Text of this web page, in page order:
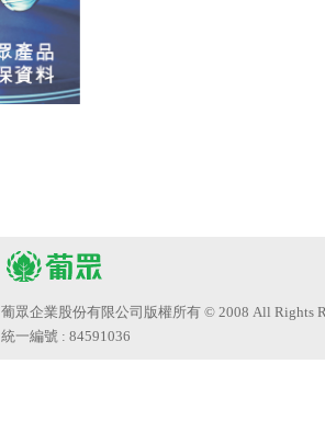
葡眾企業股份有限公司版權所有 © 2008 All Rights
統一編號 : 84591036